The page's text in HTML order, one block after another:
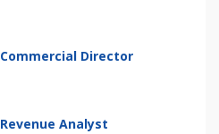
Commercial Director
Revenue Analyst